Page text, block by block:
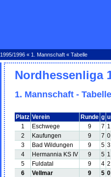
1995/1996 « 1. Mannschaft « Tabelle
Nordhessenliga
1. Mannschaft - Tabelle
Platz Verein Runde g u
1
Eschwege 9 7 1
2
Kaufungen 9 7 0
3
Bad Wildungen 9 5 3
4
Hermannia KS IV 9 5 1
5
Fuldatal 9 4 2
6
Vellmar 9 5 0